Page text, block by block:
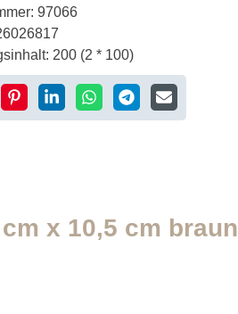
97066
200 (2 * 100)
x 10,5 cm braun